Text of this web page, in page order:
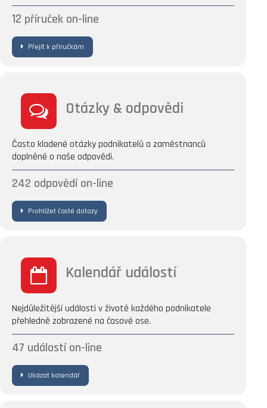
12 příruček on-line
Přejít k příručkám
Otázky & odpovědi
Často kladené otázky podnikatelů a zaměstnanců
doplněné o naše odpovědi.
242 odpovědí on-line
Prohlížet časté dotazy
Kalendář událostí
Nejdůležitější události v životě každého podnikatele
přehledně zobrazené na časové ose.
47 událostí on-line
Ukázat kalendář